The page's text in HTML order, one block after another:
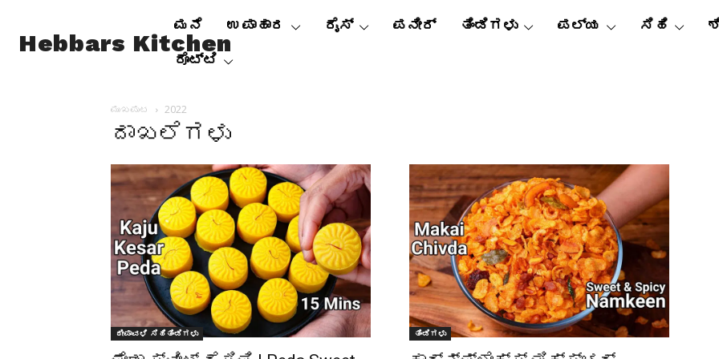
Hebbars Kitchen
ಮನೆ ಉಪಾಹಾರ ರೈಸ್ ಪನೀರ್ ತಿಂಡಿಗಳು ಪಲ್ಯ ಸಿಹಿ
ರೊಟ್ಟಿ
ಮುಖಪುಟ 2022
ದಾಖಲೆಗಳು
ದೀಪಾವಳಿ ಸಿಹಿತಿಂಡಿಗಳು ತಿಂಡಿಗಳು